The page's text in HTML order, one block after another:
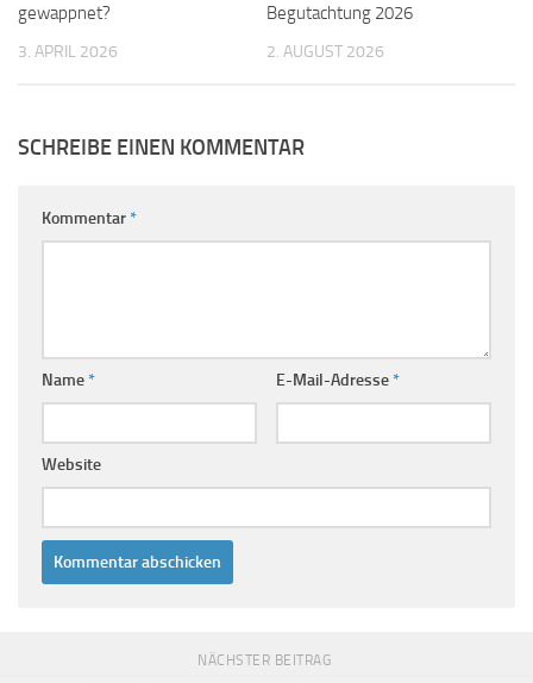
gewappnet?
3. APRIL 2026
Begutachtung 2026
2. AUGUST 2026
SCHREIBE EINEN KOMMENTAR
Kommentar*
Name* E-Mail-Adresse*
Website
NÄCHSTER BEITRAG